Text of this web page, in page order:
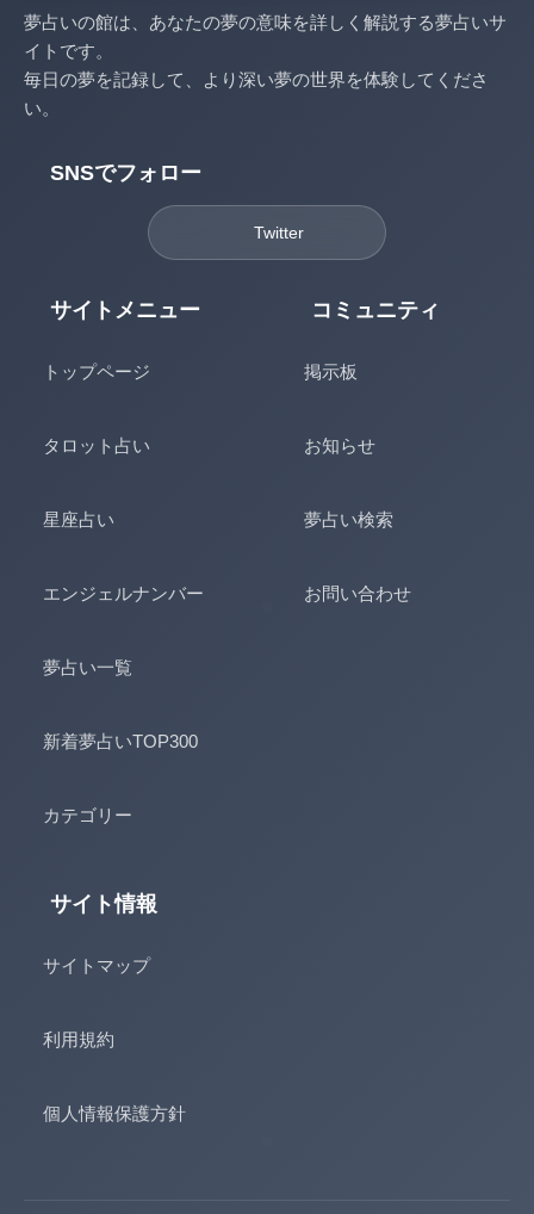
夢占いの館は、あなたの夢の意味を詳しく解説する夢占いサ
イトです。
毎日の夢を記録して、より深い夢の世界を体験してくださ
い。
SNSでフォロー
Twitter
サイトメニュー
トップページ
タロット占い
星座占い
エンジェルナンバー
夢占い一覧
新着夢占いTOP300
カテゴリー
コミュニティ
掲示板
お知らせ
夢占い検索
お問い合わせ
サイト情報
サイトマップ
利用規約
個人情報保護方針